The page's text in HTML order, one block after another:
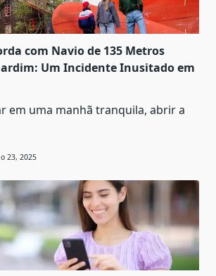
com Navio de 135 Metros
Um Incidente Inusitado em
em uma manhã tranquila, abrir a
23, 2025